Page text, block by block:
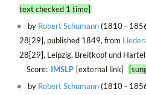
text checked 1 time]
by Robert Schumann(1810 -
28[29], published 1849, from
28[29], Leipzig, Breitkopf und Härtel
Score: IMSLP [external link]
by Robert Schumann(1810 -